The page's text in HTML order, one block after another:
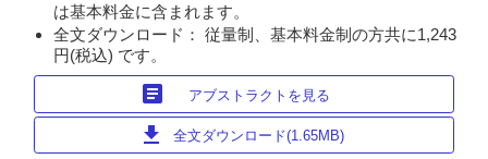
は基本料金に含まれます。
全文ダウンロード： 従量制、基本料金制の方共に1,243
円(税込) です。
article アブストラクトを見る
download 全文ダウンロード(1.65MB)